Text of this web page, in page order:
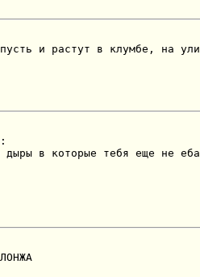
и растут в клумбе, на
в которые тебя еще не